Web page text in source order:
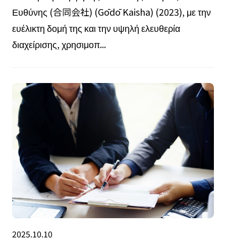
Ευθύνης (合同会社) (Gōdō Kaisha) (2023), με την
ευέλικτη δομή της και την υψηλή ελευθερία
διαχείρισης, χρησιμοπ...
2025.10.10